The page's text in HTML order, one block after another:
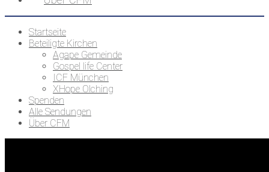
Startseite
Beteiligte Kirchen
Agape Gemeinde
Gospel life Center
ICF München
XHope Olching
Spenden
Alle Sendungen
Über CFM